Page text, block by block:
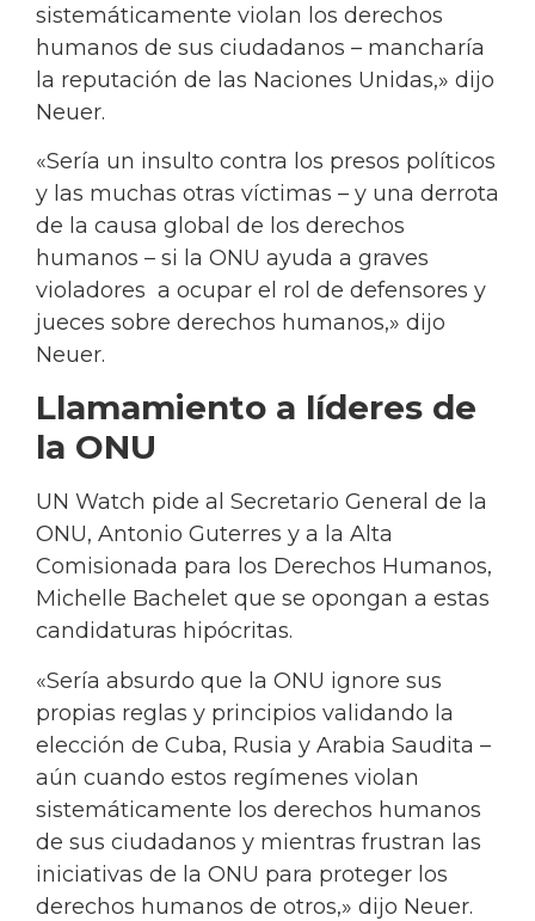
sistemáticamente violan los derechos
humanos de sus ciudadanos – mancharía
la reputación de las Naciones Unidas,» dijo
Neuer.
«Sería un insulto contra los presos políticos
y las muchas otras víctimas – y una derrota
de la causa global de los derechos
humanos – si la ONU ayuda a graves
violadores a ocupar el rol de defensores y
jueces sobre derechos humanos,» dijo
Neuer.
Llamamiento a líderes de
la ONU
UN Watch pide al Secretario General de la
ONU, Antonio Guterres y a la Alta
Comisionada para los Derechos Humanos,
Michelle Bachelet que se opongan a estas
candidaturas hipócritas.
«Sería absurdo que la ONU ignore sus
propias reglas y principios validando la
elección de Cuba, Rusia y Arabia Saudita –
aún cuando estos regímenes violan
sistemáticamente los derechos humanos
de sus ciudadanos y mientras frustran las
iniciativas de la ONU para proteger los
derechos humanos de otros,» dijo Neuer.